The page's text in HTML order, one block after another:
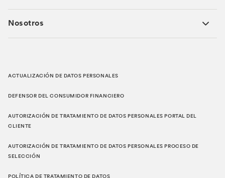
Nosotros
ACTUALIZACIÓN DE DATOS PERSONALES
DEFENSOR DEL CONSUMIDOR FINANCIERO
AUTORIZACIÓN DE TRATAMIENTO DE DATOS PERSONALES PORTAL DEL
CLIENTE
AUTORIZACIÓN DE TRATAMIENTO DE DATOS PERSONALES PROCESO DE
SELECCIÓN
POLÍTICA DE TRATAMIENTO DE DATOS